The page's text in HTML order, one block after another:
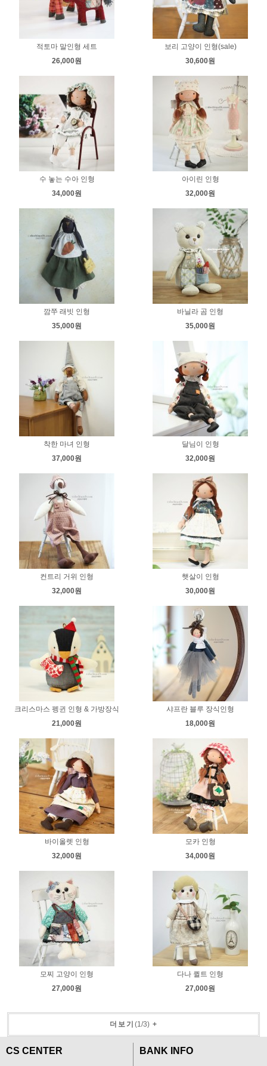
적토마 말인형 세트
26,000원
보리 고양이 인형(sale)
30,600원
수 놓는 수아 인형
34,000원
아이린 인형
32,000원
깜쭈 래빗 인형
35,000원
바닐라 곰 인형
35,000원
착한 마녀 인형
37,000원
달님이 인형
32,000원
컨트리 거위 인형
32,000원
햇살이 인형
30,000원
크리스마스 펭귄 인형 & 가방장식
21,000원
샤프란 블루 장식인형
18,000원
바이올렛 인형
32,000원
모카 인형
34,000원
모찌 고양이 인형
27,000원
다나 퀼트 인형
27,000원
더보기 (1/3)+
CS CENTER
BANK INFO